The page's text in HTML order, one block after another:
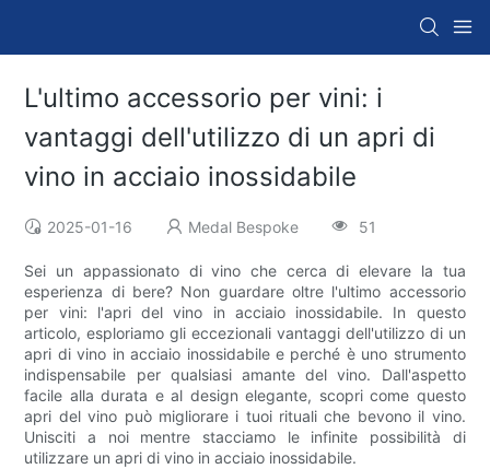
L'ultimo accessorio per vini: i
vantaggi dell'utilizzo di un apri di
vino in acciaio inossidabile
2025-01-16 Medal Bespoke 51
Sei un appassionato di vino che cerca di elevare la tua
esperienza di bere? Non guardare oltre l'ultimo accessorio
per vini: l'apri del vino in acciaio inossidabile. In questo
articolo, esploriamo gli eccezionali vantaggi dell'utilizzo di un
apri di vino in acciaio inossidabile e perché è uno strumento
indispensabile per qualsiasi amante del vino. Dall'aspetto
facile alla durata e al design elegante, scopri come questo
apri del vino può migliorare i tuoi rituali che bevono il vino.
Unisciti a noi mentre stacciamo le infinite possibilità di
utilizzare un apri di vino in acciaio inossidabile.